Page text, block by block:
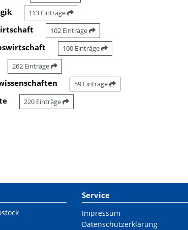
113 Einträge
102 Einträge
100 Einträge
262 Einträge
59 Einträge
220 Einträge
Service
Impressum
Datenschutzerklärung